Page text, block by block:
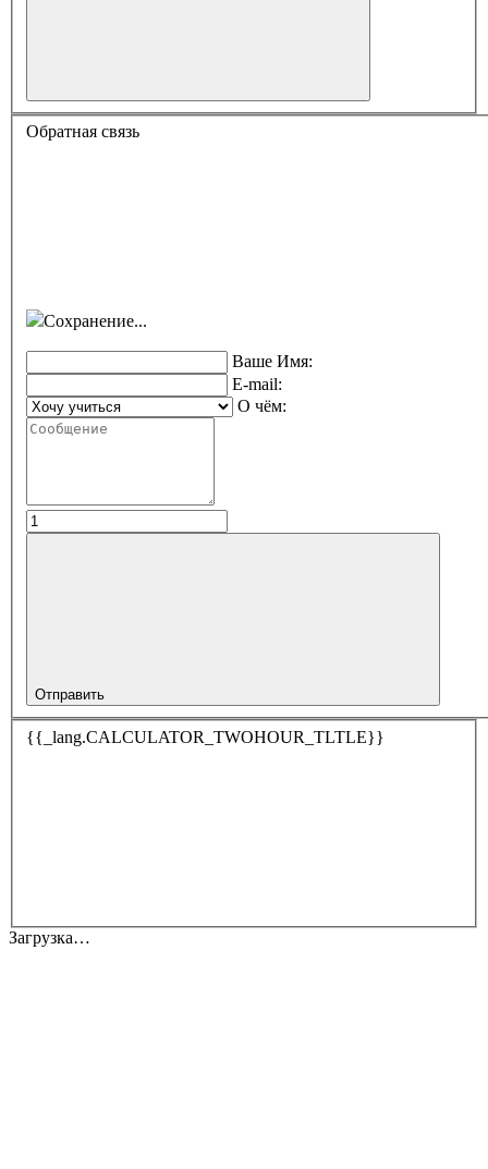
Обратная связь
Сохранение...
Ваше Имя:
E-mail:
О чём:
Отправить
{{_lang.CALCULATOR_TWOHOUR_TLTLE}}
Загрузка…